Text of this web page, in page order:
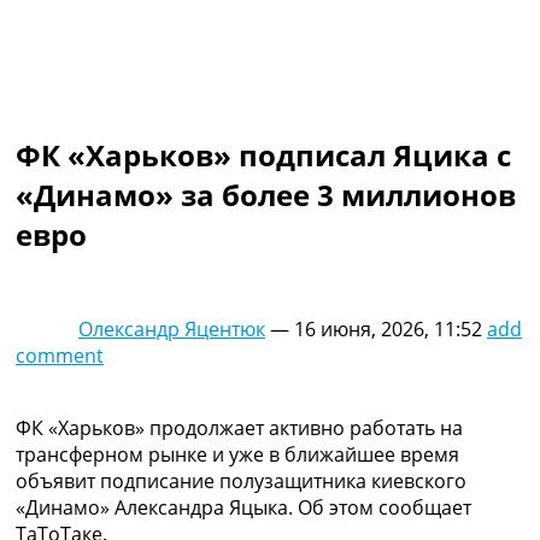
Лига Чемпионов
Англия. Премьер Лига
Испания. Ла Лига
Украина. Первая Лига
Испания. Ла Лига
Все таблицы >>>
Рейтинги
Рейтинг стран УЕФА
Рейтинг клубов УЕФА
ФК «Харьков» подписал Яцика с
«Динамо» за более 3 миллионов
евро
Олександр Яцентюк— 16 июня, 2026, 11:52add
comment
ФК «Харьков» продолжает активно работать на
трансферном рынке и уже в ближайшее время
объявит подписание полузащитника киевского
«Динамо» Александра Яцыка. Об этом сообщает
ТаТоТаке.